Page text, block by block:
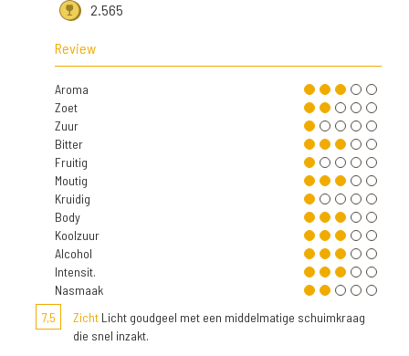
2.565
Review
Aroma
Zoet
Zuur
Bitter
Fruitig
Moutig
Kruidig
Body
Koolzuur
Alcohol
Intensit.
Nasmaak
7,5
Zicht Licht goudgeel met een middelmatige schuimkraag
die snel inzakt.